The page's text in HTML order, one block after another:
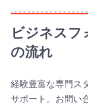
ビジネスフ
の流れ
経験豊富な専門ス
サポート。お問い